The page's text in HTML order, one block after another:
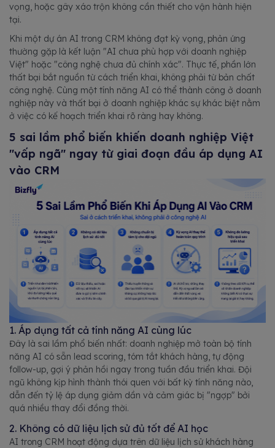
vọng, hoặc gây xáo trộn không cần thiết cho vận hành hiện
tại.
Khi một dự án AI trong CRM không đạt kỳ vọng, phản ứng
thường gặp là kết luận "AI chưa phù hợp với doanh nghiệp
Việt" hoặc "công nghệ chưa đủ chính xác". Thực tế, phần lớn
thất bại bắt nguồn từ cách triển khai, không phải từ bản chất
công nghệ. Cùng một tính năng AI có thể thành công ở doanh
nghiệp này và thất bại ở doanh nghiệp khác sự khác biệt nằm
ở việc có kế hoạch triển khai rõ ràng hay không.
5 sai lầm phổ biến khiến doanh nghiệp Việt
"vấp ngã" ngay từ giai đoạn đầu áp dụng AI
vào CRM
1. Áp dụng tất cả tính năng AI cùng lúc
Đây là sai lầm phổ biến nhất: doanh nghiệp mở toàn bộ tính
năng AI có sẵn lead scoring, tóm tắt khách hàng, tự động
follow-up, gợi ý phản hồi ngay trong tuần đầu triển khai. Đội
ngũ không kịp hình thành thói quen với bất kỳ tính năng nào,
dẫn đến tỷ lệ áp dụng giảm dần và cảm giác bị "ngợp" bởi
quá nhiều thay đổi đồng thời.
2. Không có dữ liệu lịch sử đủ tốt để AI học
AI trong CRM hoạt động dựa trên dữ liệu lịch sử khách hàng